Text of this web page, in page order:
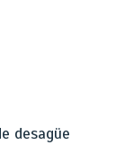
desagüe